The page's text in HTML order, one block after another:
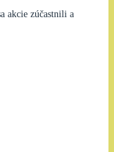
akcie zúčastnili a